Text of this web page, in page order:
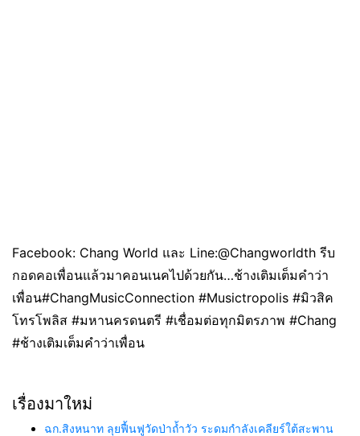
Facebook: Chang World และ Line:@Changworldth รีบ
กอดคอเพื่อนแล้วมาคอนเนคไปด้วยกัน…ช้างเติมเต็มคำว่า
เพื่อน#ChangMusicConnection #Musictropolis #มิวสิค
โทรโพลิส #มหานครดนตรี #เชื่อมต่อทุกมิตรภาพ #Chang
#ช้างเติมเต็มคำว่าเพื่อน
เรื่องมาใหม่
ฉก.สิงหนาท ลุยฟื้นฟูวัดป่าถ้ำวัว ระดมกำลังเคลียร์ใต้สะพาน